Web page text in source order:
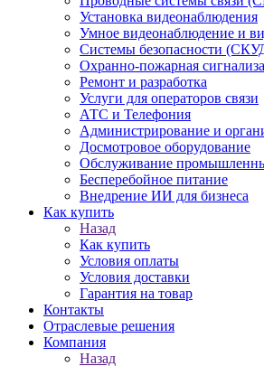
Установка видеонаблюдения
Умное видеонаблюдение и
Системы безопасности
Охранно-пожарная
Ремонт и разработка
Услуги для операторов связи
АТС и Телефония
Администрирование и
Досмотровое оборудование
Обслуживание
Бесперебойное питание
Внедрение ИИ для бизнеса
Как купить
Назад
Как купить
Условия оплаты
Условия доставки
Гарантия на товар
Контакты
Отраслевые решения
Компания
Назад